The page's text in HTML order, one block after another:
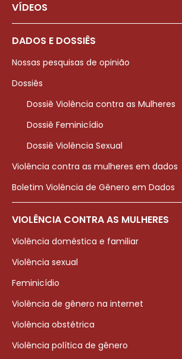
VÍDEOS
DADOS E DOSSIÊS
Nossas pesquisas de opinião
Dossiês
Dossiê Violência contra as Mulheres
Dossiê Feminicídio
Dossiê Violência Sexual
Violência contra as mulheres em dados
Boletim Violência de Gênero em Dados
VIOLÊNCIA CONTRA AS MULHERES
Violência doméstica e familiar
Violência sexual
Feminicídio
Violência de gênero na internet
Violência obstétrica
Violência política de gênero